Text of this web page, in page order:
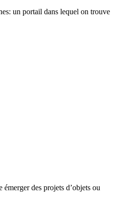
un portail dans lequel on trouve
des projets d’objets ou